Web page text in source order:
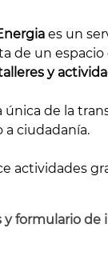
es un
de un
y
única de la
a ciudadanía.
actividades
y formulario de